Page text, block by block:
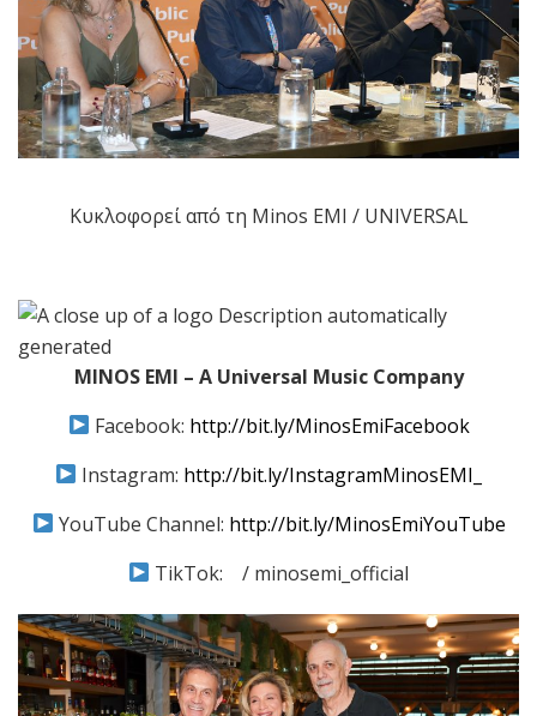
Κυκλοφορεί από τη Minos EMI / UNIVERSAL
MINOS EMI – A Universal Music Company
Facebook: http://bit.ly/MinosEmiFacebook
Instagram: http://bit.ly/InstagramMinosEMI_
YouTube Channel: http://bit.ly/MinosEmiYouTube
ΤikTok: / minosemi_official